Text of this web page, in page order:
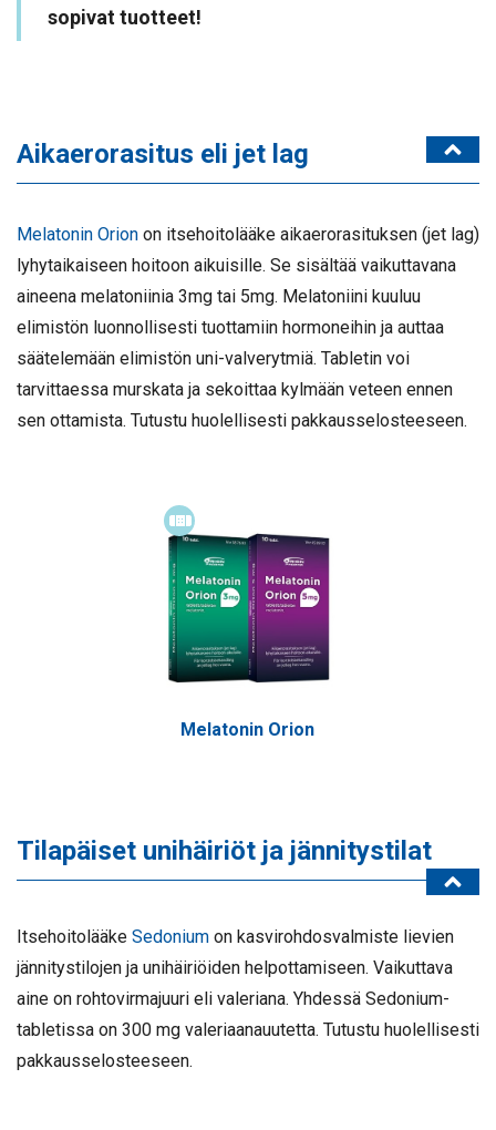
sopivat tuotteet!
Aikaerorasitus eli jet lag
Melatonin Orion on itsehoitolääke aikaerorasituksen (jet lag)
lyhytaikaiseen hoitoon aikuisille. Se sisältää vaikuttavana
aineena melatoniinia 3mg tai 5mg. Melatoniini kuuluu
elimistön luonnollisesti tuottamiin hormoneihin ja auttaa
säätelemään elimistön uni-valverytmiä. Tabletin voi
tarvittaessa murskata ja sekoittaa kylmään veteen ennen
sen ottamista. Tutustu huolellisesti pakkausselosteeseen.
Melatonin Orion
Tilapäiset unihäiriöt ja jännitystilat
Itsehoitolääke Sedonium on kasvirohdosvalmiste lievien
jännitystilojen ja unihäiriöiden helpottamiseen. Vaikuttava
aine on rohtovirmajuuri eli valeriana. Yhdessä Sedonium-
tabletissa on 300 mg valeriaanauutetta. Tutustu huolellisesti
pakkausselosteeseen.